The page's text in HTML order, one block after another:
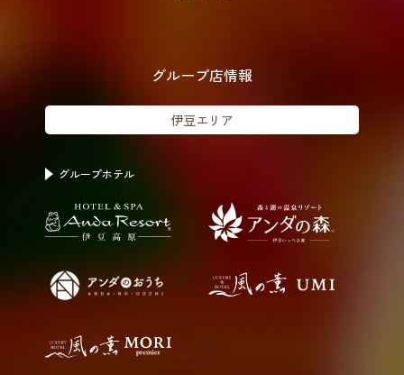
グループ店情報
伊豆エリア
グループホテル